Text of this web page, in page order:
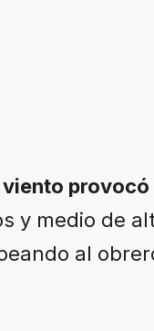
provocó
y medio de
al